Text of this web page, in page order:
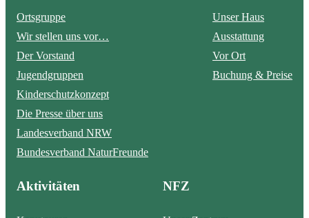
Ortsgruppe
Wir stellen uns vor…
Der Vorstand
Jugendgruppen
Kinderschutzkonzept
Die Presse über uns
Landesverband NRW
Bundesverband NaturFreunde
Unser Haus
Ausstattung
Vor Ort
Buchung & Preise
Aktivitäten NFZ